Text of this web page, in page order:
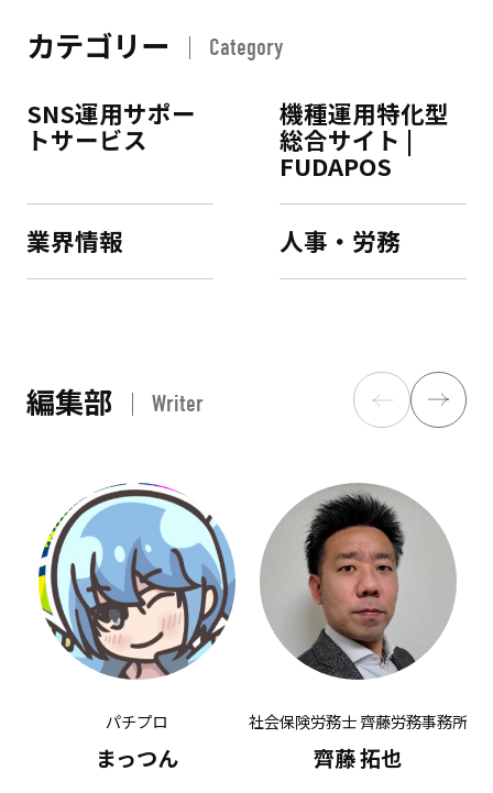
カテゴリー Category
SNS運用サポー
トサービス
機種運用特化型
総合サイト |
FUDAPOS
業界情報 人事・労務
編集部 Writer
パチプロ
まっつん
社会保険労務士 齊藤労務事務所
齊藤 拓也